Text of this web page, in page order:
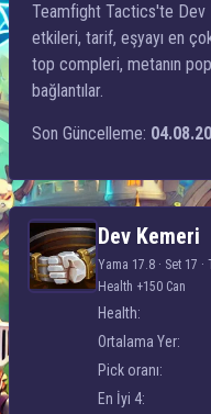
Teamfight Tactics'te Dev
etkileri, tarif, eşyayı en
top compleri, metanın
bağlantılar.
Son Güncelleme:
Dev KemeriDev Kemeri
Yama 17.8 · Set 17 ·
Health +150 Can
Health:
Ortalama Yer:
Pick oranı:
En İyi 4: